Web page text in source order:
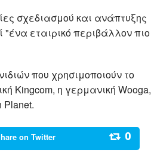
σχεδιασμού και ανάπτυξης
"ένα εταιρικό περιβάλλον πιο
που χρησιμοποιούν το
Kingcom, η γερμανική Wooga,
Planet.
on Twitter 0